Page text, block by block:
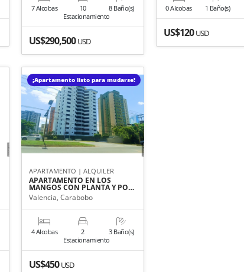
7 Alcobas
10
Estacionamiento
8 Baño(s)
US$290,500USD
0 Alcobas 1 Baño(s)
US$120USD
¡Apartamento listo para mudarse!
APARTAMENTO | ALQUILER
APARTAMENTO EN LOS
MANGOS CON PLANTA Y PO…
Valencia, Carabobo
4 Alcobas
2
Estacionamiento
3 Baño(s)
US$450USD